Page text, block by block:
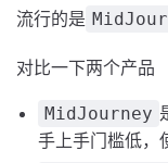
流行的是
对比一下两个产品
MidJourney
手上手门槛低，